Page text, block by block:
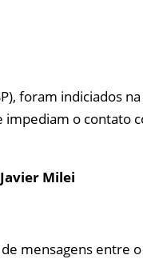
foram indiciados
impediam o contato
Milei
mensagens entre